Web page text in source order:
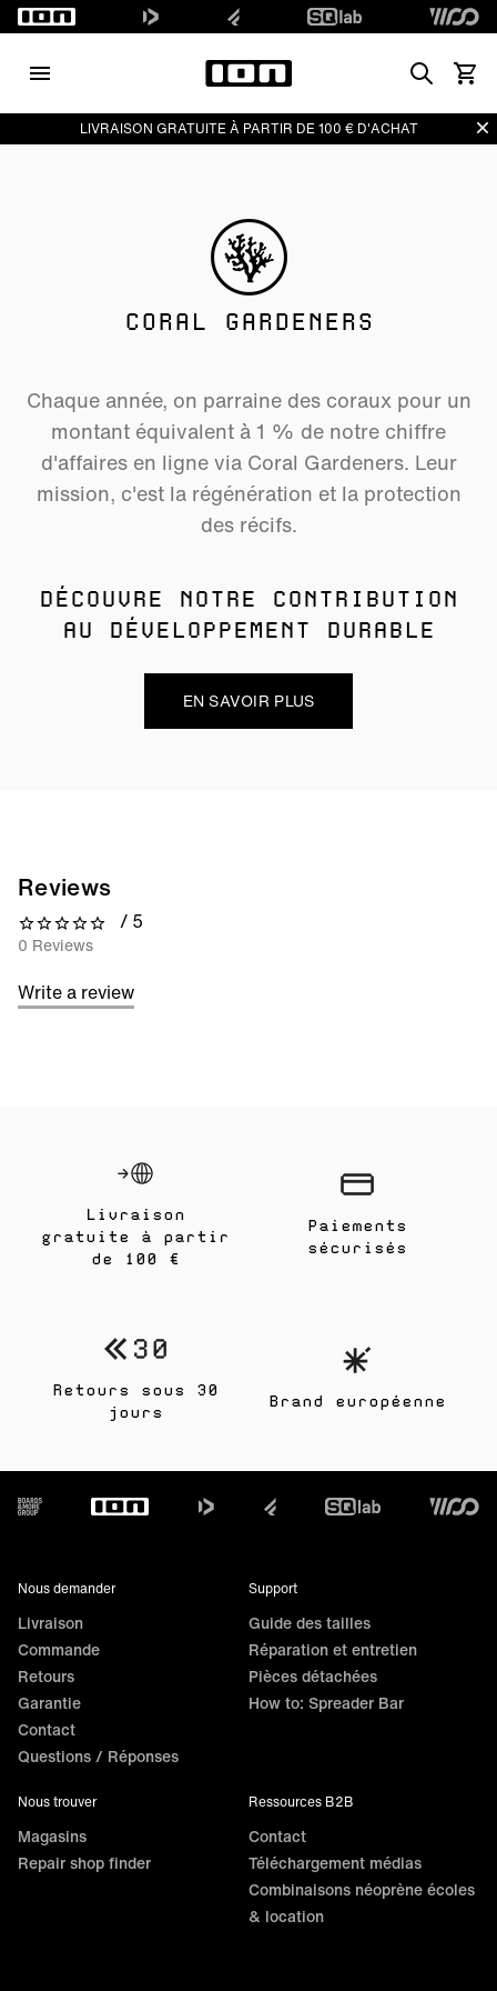
Search
Voir
LIVRAISON GRATUITE À PARTIR DE 100 € D'ACHAT
CORAL GARDENERS
Chaque année, on parraine des coraux pour un
montant équivalent à 1 % de notre chiffre
d'affaires en ligne via Coral Gardeners. Leur
mission, c'est la régénération et la protection
des récifs.
DÉCOUVRE NOTRE CONTRIBUTION
AU DÉVELOPPEMENT DURABLE
EN SAVOIR PLUS
Reviews
0 out of 5 stars
/ 5
0 Reviews
Write a review
Livraison
gratuite à partir
de 100 €
Retours sous 30
jours
Paiements
sécurisés
Brand européenne
Footer
Nous demander
Livraison
Commande
Retours
Garantie
Contact
Questions / Réponses
Support
Guide des tailles
Réparation et entretien
Pièces détachées
How to: Spreader Bar
Nous trouver
Magasins
Repair shop finder
Ressources B2B
Contact
Téléchargement médias
Combinaisons néoprène écoles
& location